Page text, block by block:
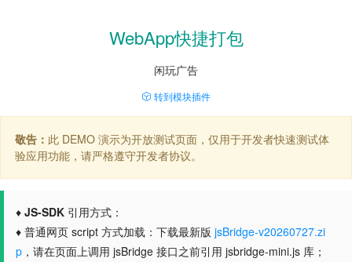
WebApp快捷打包
闲玩广告
转到模块插件
敬告： 此 DEMO 演示为开放测试页面，仅用于开发者快速测试体
验应用功能，请严格遵守开发者协议。
♦ JS-SDK 引用方式：
♦ 普通网页 script 方式加载：下载最新版 jsBridge-v20260727.zi
p ，请在页面上调用 jsBridge 接口之前引用 jsbridge-mini.js 库；